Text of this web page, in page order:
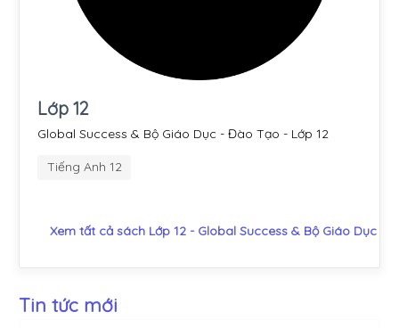
Lớp 12
Global Success & Bộ Giáo Dục - Đào Tạo - Lớp 12
Tiếng Anh 12
Xem tất cả sách Lớp 12 - Global Success & Bộ Giáo Dục -
Tin tức mới